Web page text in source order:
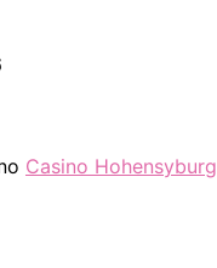
Casino Hohensyburg